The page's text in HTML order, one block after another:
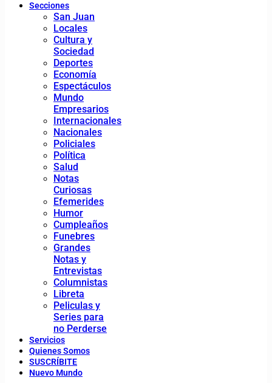
Secciones
San Juan
Locales
Cultura y
Sociedad
Deportes
Economía
Espectáculos
Mundo
Empresarios
Internacionales
Nacionales
Policiales
Política
Salud
Notas
Curiosas
Efemerides
Humor
Cumpleaños
Funebres
Grandes
Notas y
Entrevistas
Columnistas
Libreta
Peliculas y
Series para
no Perderse
Servicios
Quienes Somos
SUSCRÍBITE
Nuevo Mundo